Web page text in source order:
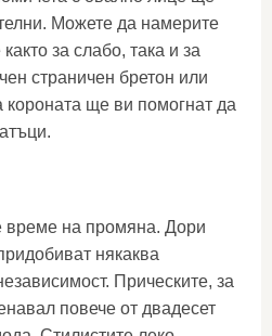
Можете да намерите
за слабо, така и за
страничен бретон или
ще ви помогнат да
време на промяна. Дори
някаква
Прическите, за
повече от двадесет